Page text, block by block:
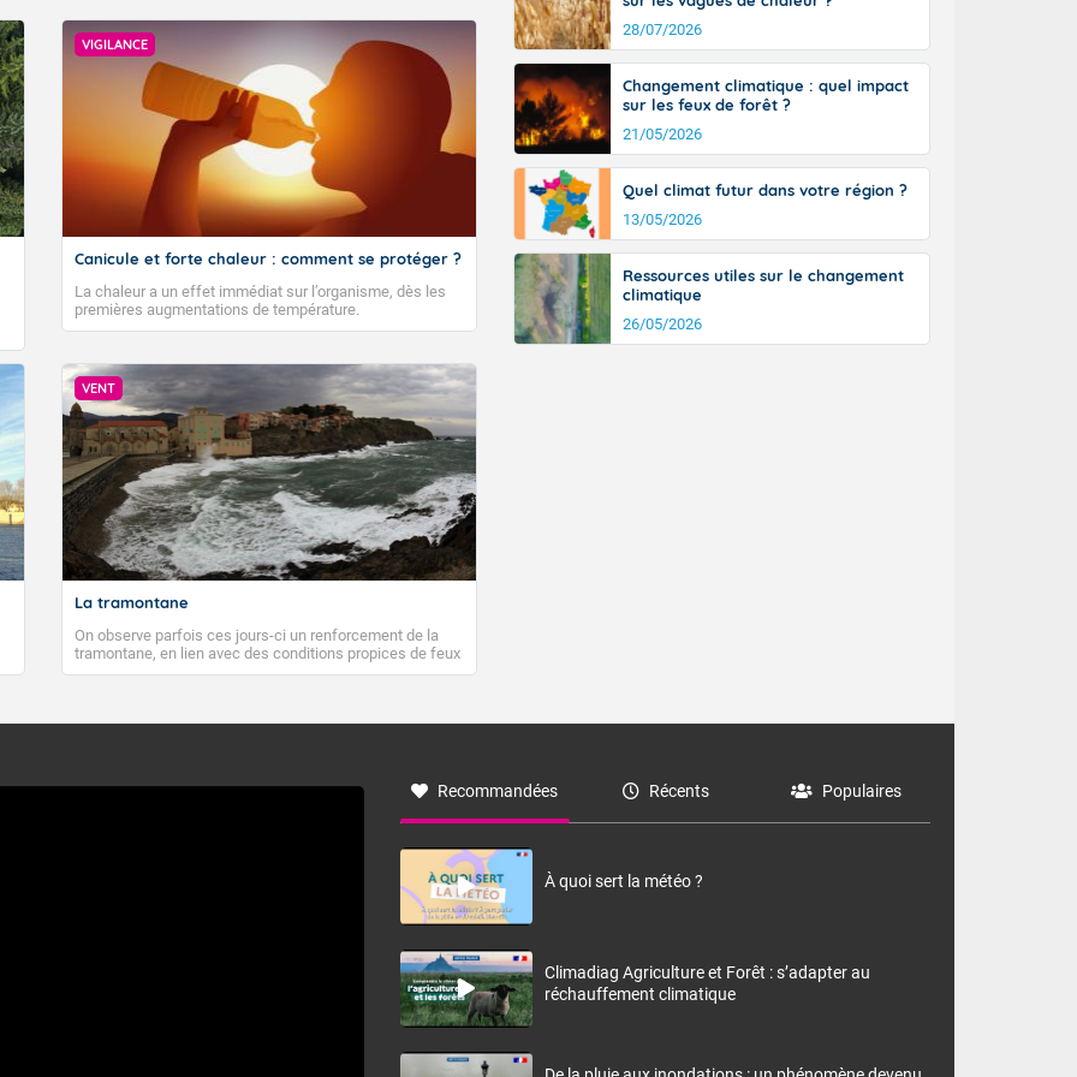
matin.
degrés vers 8 heures.
direction variable.
après-midi.
orage dès la fin d'après-midi.
33 degrés vers 14 heures.
faible à modéré, d'Ouest-Nord-Ouest, mais avec des rafales atteignant
à la tombée du jour.
minimales : 18 degrés.
midi.
bleu, puis risque d'orage en fin d'après-midi.
maximales : 31 degrés.
ensoleillé.
maximales : 33 degrés. Ces températures se situent au-dessus des valeurs
VIGILANCE
Canicule et forte chaleur : comment se protéger ?
La chaleur a un effet immédiat sur l’organisme, dès les
premières augmentations de température.
VENT
La tramontane
On observe parfois ces jours-ci un renforcement de la
tramontane, en lien avec des conditions propices de feux
de forêt. Mais qu'est-ce que la tramontane ? Quelles sont
à nord-ouest, dans un secteur qui part du Roussillon à la
28/07/2026
Changement climatique : quel impact
sur les feux de forêt ?
21/05/2026
Quel climat futur dans votre région ?
13/05/2026
Ressources utiles sur le changement
climatique
26/05/2026
Recommandées Récents Populaires
À quoi sert la météo ?
Climadiag Agriculture et Forêt : s’adapter au
réchauffement climatique